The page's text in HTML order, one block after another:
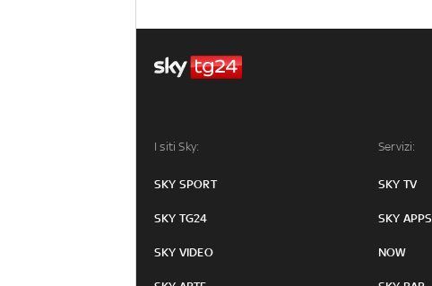
I siti Sky:
SKY SPORT
SKY TG24
SKY VIDEO
Servizi:
SKY TV
SKY APPS
NOW